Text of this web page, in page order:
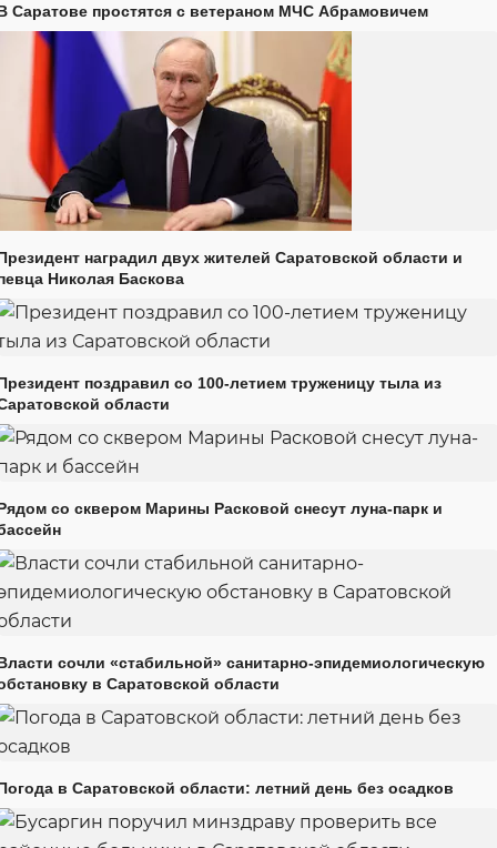
Саратове простятся с ветераном МЧС Абрамовичем
наградил двух жителей Саратовской области и
Николая Баскова
поздравил со 100-летием труженицу тыла из
области
со сквером Марины Расковой снесут луна-парк и
сочли «стабильной» санитарно-эпидемиологическую
в Саратовской области
в Саратовской области: летний день без осадков